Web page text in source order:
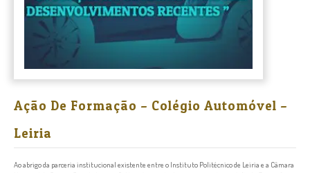
Ação De Formação – Colégio Automóvel –
Leiria
Ao abrigo da parceria institucional existente entre o Instituto Politécnico de Leiria e a Câmara